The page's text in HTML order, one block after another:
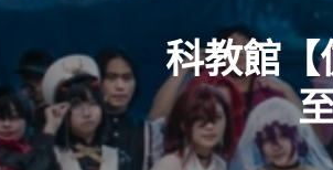
科教館